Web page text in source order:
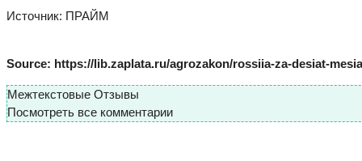
Источник: ПРАЙМ
Source: https://lib.zaplata.ru/agrozakon/rossiia-za-desiat-
Межтекстовые Отзывы
Посмотреть все комментарии